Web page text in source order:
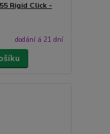
Rigid Click -
dodání á 21 dní